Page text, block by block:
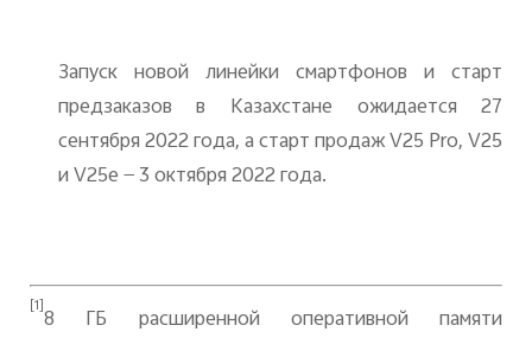
Запуск новой линейки смартфонов и старт
предзаказов в Казахстане ожидается 27
сентября 2022 года, а старт продаж V25 Pro, V25
и V25e — 3 октября 2022 года.
[1]8 ГБ расширенной оперативной памяти